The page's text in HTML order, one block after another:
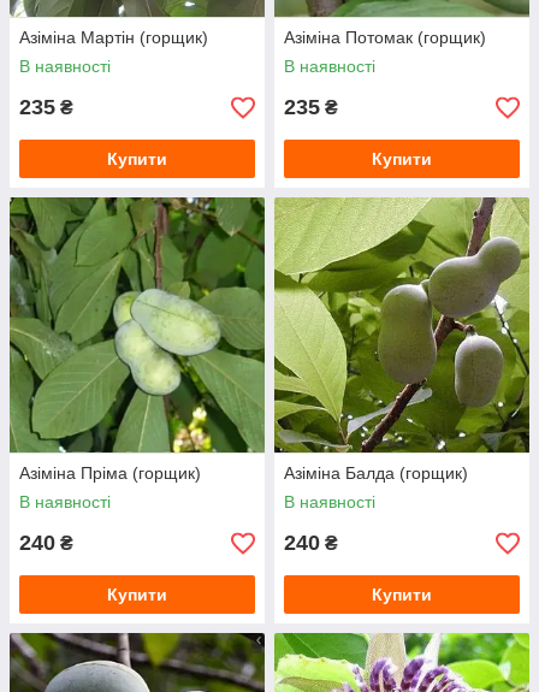
Азіміна Мартін (горщик)
В наявності
235 ₴
Купити
Азіміна Потомак (горщик)
В наявності
235 ₴
Купити
Азіміна Пріма (горщик)
В наявності
240 ₴
Купити
Азіміна Балда (горщик)
В наявності
240 ₴
Купити